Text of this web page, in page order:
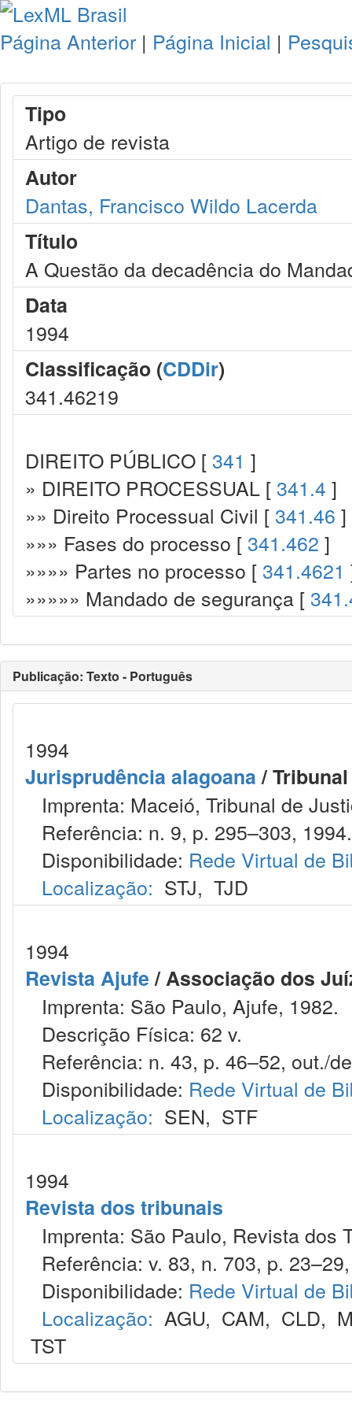
Página Anterior | Página Inicial |
Tipo
Artigo de revista
Autor
Dantas, Francisco Wildo Lacerda
Título
A Questão da decadência do
Data
1994
Classificação (CDDir)
341.46219
DIREITO PÚBLICO [ 341 ]
» DIREITO PROCESSUAL [ 341.4 ]
»» Direito Processual Civil [ 341.46 ]
»»» Fases do processo [ 341.462 ]
»»»» Partes no processo [ 341.4621
»»»»» Mandado de segurança [
Publicação: Texto - Português
1994
Jurisprudência alagoana/
Imprenta: Maceió, Tribunal de
Referência: n. 9, p. 295–303, 1994.
Disponibilidade: Rede Virtual de
Localização: STJ, TJD
1994
Revista Ajufe/ Associação dos
Imprenta: São Paulo, Ajufe, 1982.
Descrição Física: 62 v.
Referência: n. 43, p. 46–52, out./
Disponibilidade: Rede Virtual de
Localização: SEN, STF
1994
Revista dos tribunais
Imprenta: São Paulo, Revista dos
Referência: v. 83, n. 703, p.
Disponibilidade: Rede Virtual de
Localização: AGU, CAM, CLD,
TST